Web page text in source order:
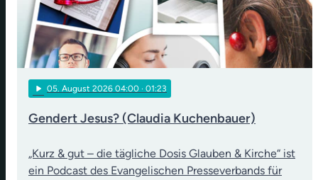
play_arrow 05. August 2026 04:00 · 01:23
Gendert Jesus? (Claudia Kuchenbauer)
„Kurz & gut – die tägliche Dosis Glauben & Kirche“ ist
ein Podcast des Evangelischen Presseverbands für